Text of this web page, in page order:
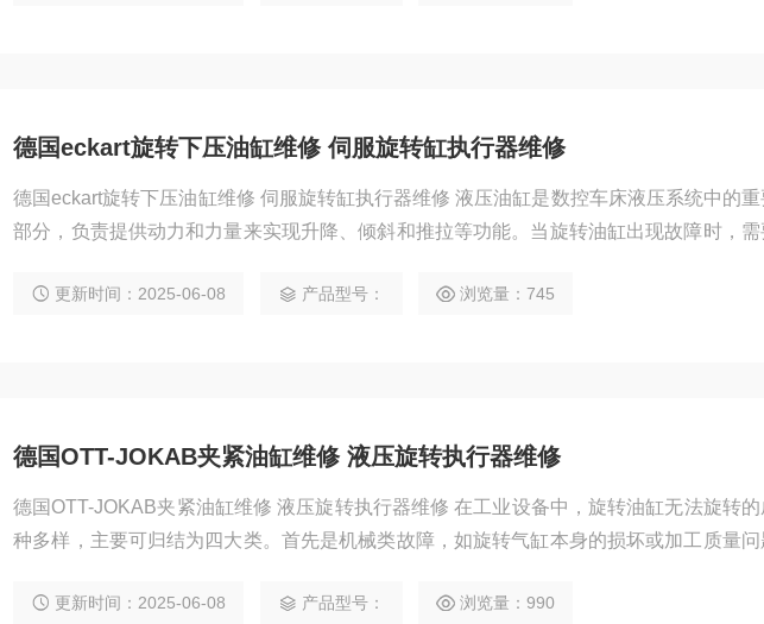
德国eckart旋转下压油缸维修 伺服旋转缸执行器维修
德国eckart旋转下压油缸维修 伺服旋转缸执行器维修 液压油缸是数控车床液压系统中的
部分，负责提供动力和力量来实现升降、倾斜和推拉等功能。当旋转油缸出现故障时，
应卸除载荷，使液压缸单独动作，测定出磨擦阻力后，压机油缸批发校正定心液压系统
更新时间：2025-06-08 产品型号： 浏览量：745
德国OTT-JOKAB夹紧油缸维修 液压旋转执行器维修
德国OTT-JOKAB夹紧油缸维修 液压旋转执行器维修 在工业设备中，旋转油缸无法旋转
种多样，主要可归结为四大类。首先是机械类故障，如旋转气缸本身的损坏或加工质量
会引发旋转故障。 缸体是液压油缸的本体，广义的液压油缸缸体是指能够形成液压油缸
更新时间：2025-06-08 产品型号： 浏览量：990